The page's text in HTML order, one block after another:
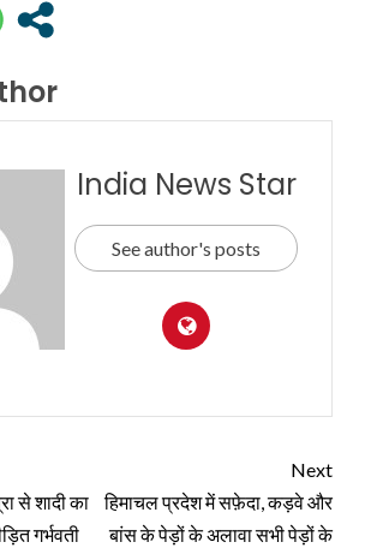
India News Star
See author's posts
से शादी का
गर्भवती
Next
हिमाचल प्रदेश में सफ़ेदा, कड़वे और
बांस के पेड़ों के अलावा सभी पेड़ों के